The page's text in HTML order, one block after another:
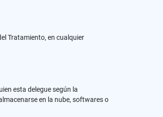
Tratamiento, en cualquier
esta delegue según la
en la nube, softwares o